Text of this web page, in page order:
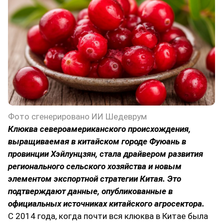
Фото сгенерировано ИИ Шедеврум
Клюква североамериканского происхождения,
выращиваемая в китайском городе Фуюань в
провинции Хэйлунцзян, стала драйвером развития
регионального сельского хозяйства и новым
элементом экспортной стратегии Китая. Это
подтверждают данные, опубликованные в
официальных источниках китайского агросектора.
С 2014 года, когда почти вся клюква в Китае была